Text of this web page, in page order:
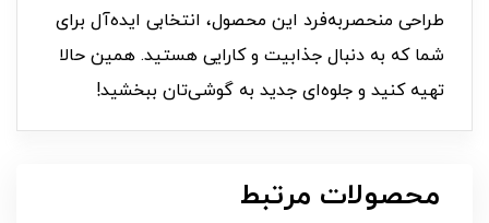
طراحی منحصربه‌فرد این محصول، انتخابی ایده‌آل برای
شما که به دنبال جذابیت و کارایی هستید. همین حالا
تهیه کنید و جلوه‌ای جدید به گوشی‌تان ببخشید!
محصولات مرتبط